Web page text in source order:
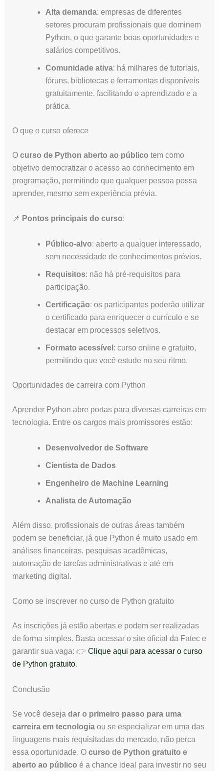
Alta demanda: empresas de diferentes
setores procuram profissionais que dominem
Python, o que garante boas oportunidades e
salários competitivos.
Comunidade ativa: há milhares de tutoriais,
fóruns, bibliotecas e ferramentas disponíveis
gratuitamente, facilitando o aprendizado e a
prática.
O que o curso oferece
O curso de Python aberto ao público tem como
objetivo democratizar o acesso ao conhecimento em
programação, permitindo que qualquer pessoa possa
aprender, mesmo sem experiência prévia.
📌 Pontos principais do curso:
Público-alvo: aberto a qualquer interessado,
sem necessidade de conhecimentos prévios.
Requisitos: não há pré-requisitos para
participação.
Certificação: os participantes poderão utilizar
o certificado para enriquecer o currículo e se
destacar em processos seletivos.
Formato acessível : curso online e gratuito,
permitindo que você estude no seu ritmo.
Oportunidades de carreira com Python
Aprender Python abre portas para diversas carreiras em
tecnologia. Entre os cargos mais promissores estão:
Desenvolvedor de Software
Cientista de Dados
Engenheiro de Machine Learning
Analista de Automação
Além disso, profissionais de outras áreas também
podem se beneficiar, já que Python é muito usado em
análises financeiras, pesquisas acadêmicas,
automação de tarefas administrativas e até em
marketing digital.
Como se inscrever no curso de Python gratuito
As inscrições já estão abertas e podem ser realizadas
de forma simples. Basta acessar o site oficial da Fatec e
garantir sua vaga: 👉 Clique aqui para acessar o curso
de Python gratuito.
Conclusão
Se você deseja dar o primeiro passo para uma
carreira em tecnologiaou se especializar em uma das
linguagens mais requisitadas do mercado, não perca
essa oportunidade. O curso de Python gratuito e
aberto ao público é a chance ideal para investir no seu